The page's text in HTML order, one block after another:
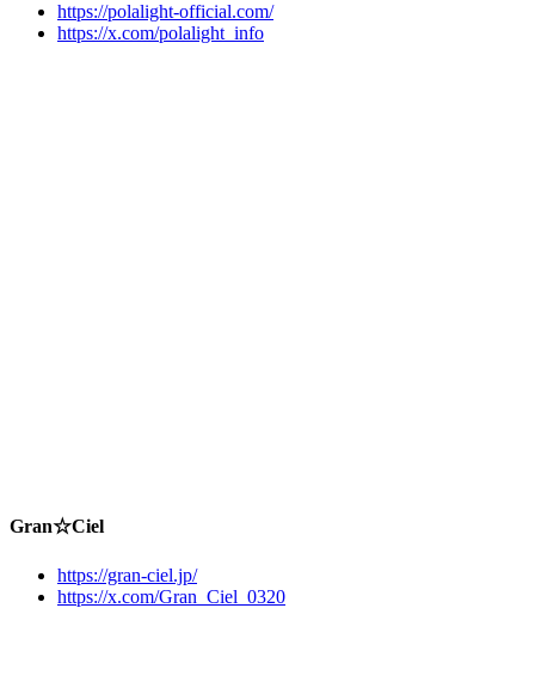
https://polalight-official.com/
https://x.com/polalight_info
Gran☆Ciel
https://gran-ciel.jp/
https://x.com/Gran_Ciel_0320